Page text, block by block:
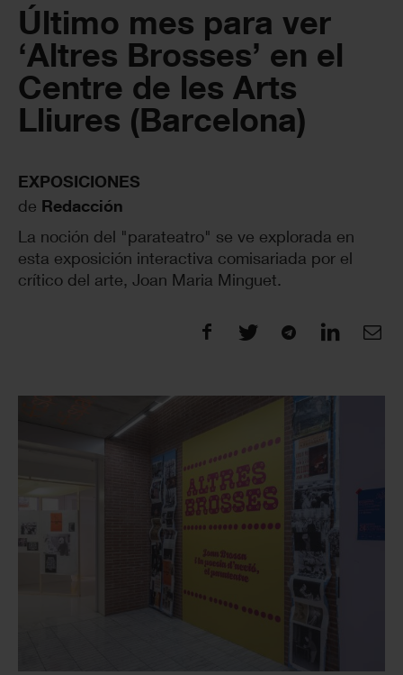
Último mes para ver
‘Altres Brosses’ en el
Centre de les Arts
Lliures (Barcelona)
EXPOSICIONES
de Redacción
La noción del "parateatro" se ve explorada en
esta exposición interactiva comisariada por el
crítico del arte, Joan Maria Minguet.